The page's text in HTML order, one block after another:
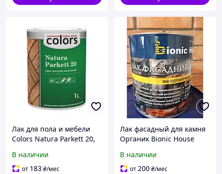
Лак для пола и мебели
Colors Natura Parkett 20,
В наличии
от 183₴/мес
Лак фасадный для камня
Органик Bionic House
В наличии
от200₴/мес